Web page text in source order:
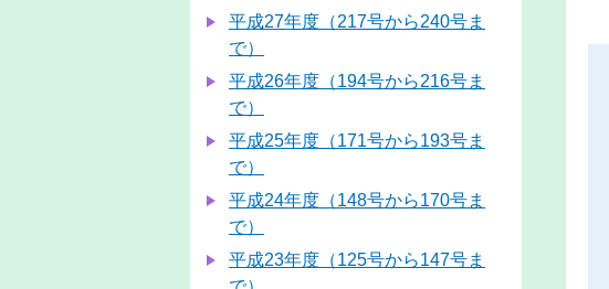
平成27年度（217号から240号ま
で）
平成26年度（194号から216号ま
で）
平成25年度（171号から193号ま
で）
平成24年度（148号から170号ま
で）
平成23年度（125号から147号ま